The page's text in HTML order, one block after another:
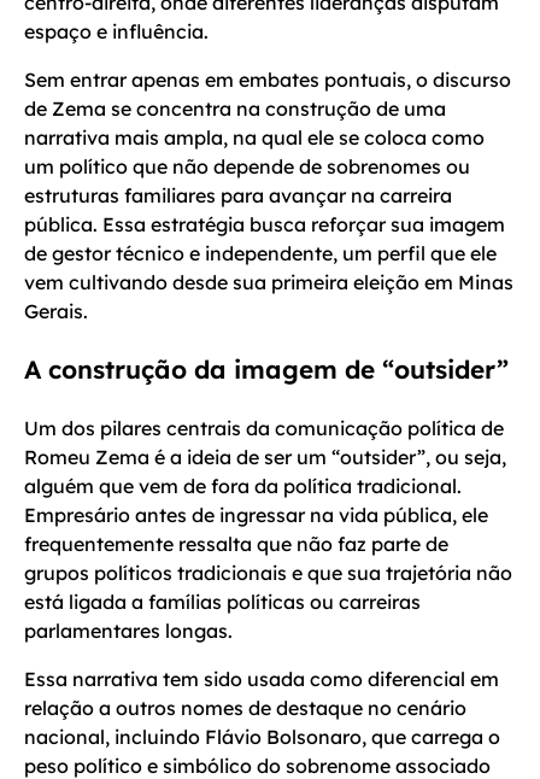
espaço e influência.
Sem entrar apenas em embates pontuais, o discurso
de Zema se concentra na construção de uma
narrativa mais ampla, na qual ele se coloca como
um político que não depende de sobrenomes ou
estruturas familiares para avançar na carreira
pública. Essa estratégia busca reforçar sua imagem
de gestor técnico e independente, um perfil que ele
vem cultivando desde sua primeira eleição em Minas
Gerais.
A construção da imagem de “outsider”
Um dos pilares centrais da comunicação política de
Romeu Zema é a ideia de ser um “outsider”, ou seja,
alguém que vem de fora da política tradicional.
Empresário antes de ingressar na vida pública, ele
frequentemente ressalta que não faz parte de
grupos políticos tradicionais e que sua trajetória não
está ligada a famílias políticas ou carreiras
parlamentares longas.
Essa narrativa tem sido usada como diferencial em
relação a outros nomes de destaque no cenário
nacional, incluindo Flávio Bolsonaro, que carrega o
peso político e simbólico do sobrenome associado